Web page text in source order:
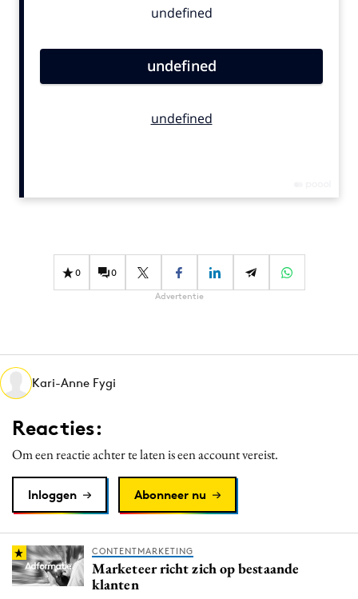
Contentmarketing
Effectiviteit
Gedragsverandering
Martech
Media
Merkstrategie
PR
Programmatic
Reputatie & crisis
0 0
Advertentie
Kari-Anne Fygi
Reacties:
Om een reactie achter te laten is een account vereist.
Inloggen Abonneer nu
CONTENTMARKETING
Marketeer richt zich op bestaande
klanten